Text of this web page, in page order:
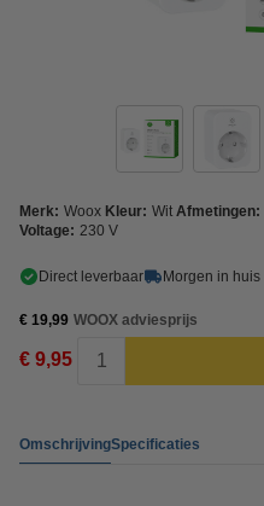
Merk: Woox Kleur: Wit Afmetingen:
Voltage: 230 V
Direct leverbaar Morgen in huis
€ 19,99 WOOX adviesprijs
€ 9,95
OmschrijvingSpecificaties